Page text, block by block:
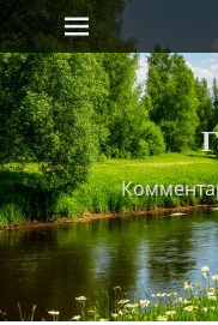
Skip
to
content
Primary Menu